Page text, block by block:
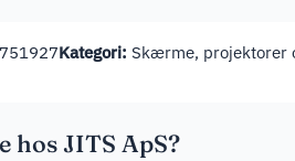
Kategori: Skærme, projektorer
hos JITS ApS?